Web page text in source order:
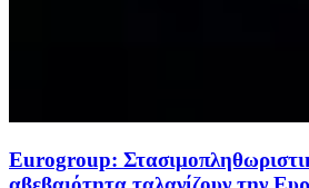
Eurogroup: